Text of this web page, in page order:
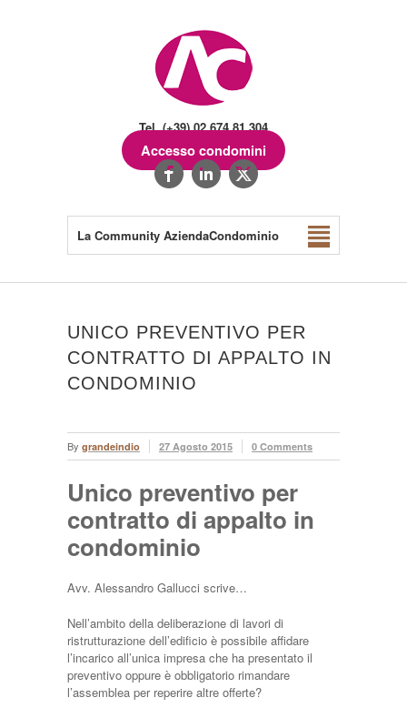
Tel. (+39) 02.674.81.304
Accesso condomini
La Community AziendaCondominio
UNICO PREVENTIVO PER
CONTRATTO DI APPALTO IN
CONDOMINIO
By grandeindio 27 Agosto 2015 0 Comments
Unico preventivo per
contratto di appalto in
condominio
Avv. Alessandro Gallucci scrive…
Nell’ambito della deliberazione di lavori di
ristrutturazione dell’edificio è possibile affidare
l’incarico all’unica impresa che ha presentato il
preventivo oppure è obbligatorio rimandare
l’assemblea per reperire altre offerte?